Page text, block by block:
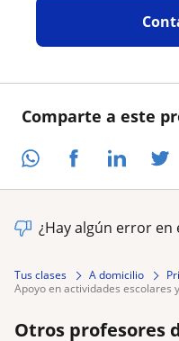
Comparte a este
¿Hay algún error en
Tus clases A domicilio
apoyo en actividades
Otros profesores